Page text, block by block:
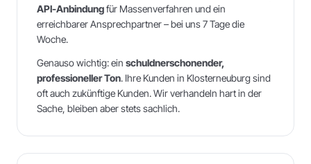
API-Anbindungfür Massenverfahren und ein
erreichbarer Ansprechpartner – bei uns 7 Tage die
Woche.
Genauso wichtig: ein schuldnerschonender,
professioneller Ton. Ihre Kunden in Klosterneuburgsind
oft auch zukünftige Kunden. Wir verhandeln hart in der
Sache, bleiben aber stets sachlich.